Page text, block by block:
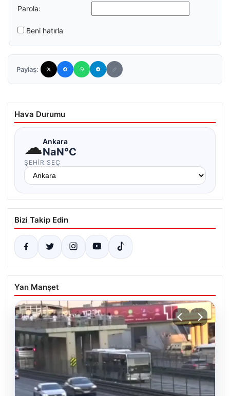
Parola:
Beni hatırla
Paylaş:
Hava Durumu
☁Ankara
NaN°C
ŞEHIR SEÇ
Bizi Takip Edin
Yan Manşet